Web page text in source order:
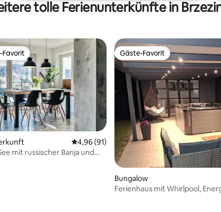
tolle Ferienunterkünfte in
5 von 5, 8 Bewertungen
Gäste-Favorit.
Favorit
Durchschnittliche Bewertung: 4,96 von 5,
4,96 (91)
mit russischer Banja und
Gäste-Favorit
Gäste-Favorit
Bungalow
Ferienhaus mit Whirlpool,